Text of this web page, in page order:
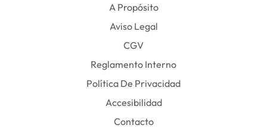
A Propósito
Aviso Legal
CGV
Reglamento Interno
Política De Privacidad
Accesibilidad
Contacto